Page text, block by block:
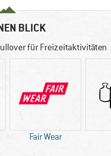
BLICK
für Freizeitaktivitäten
Fair Wear